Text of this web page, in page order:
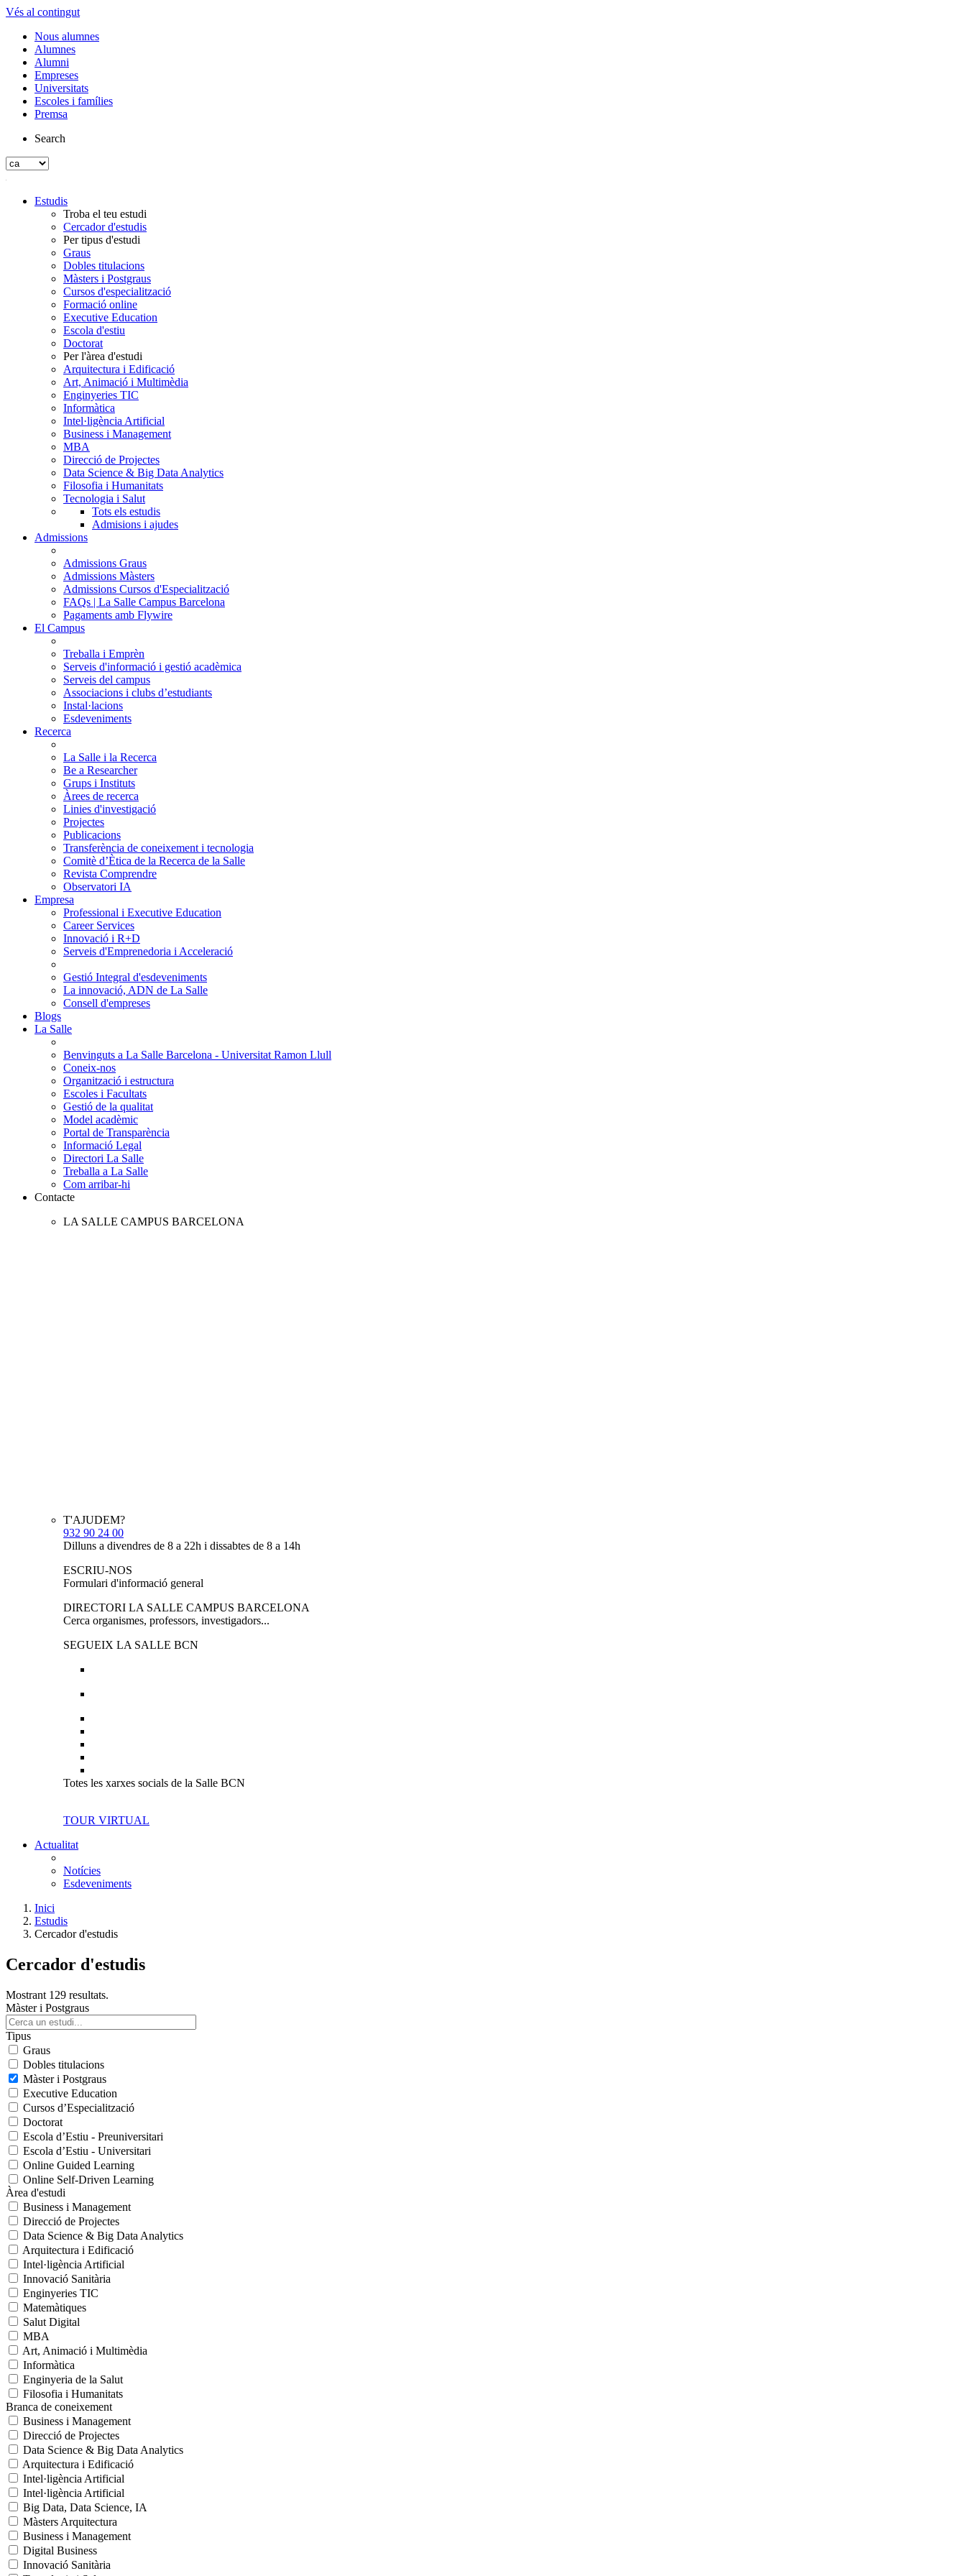
Vés al contingut
Nous alumnes
Alumnes
Alumni
Empreses
Universitats
Escoles i famílies
Premsa
Search
Estudis
Troba el teu estudi
Cercador d'estudis
Per tipus d'estudi
Graus
Dobles titulacions
Màsters i Postgraus
Cursos d'especialització
Formació online
Executive Education
Escola d'estiu
Doctorat
Per l'àrea d'estudi
Arquitectura i Edificació
Art, Animació i Multimèdia
Enginyeries TIC
Informàtica
Intel·ligència Artificial
Business i Management
MBA
Direcció de Projectes
Data Science & Big Data Analytics
Filosofia i Humanitats
Tecnologia i Salut
Tots els estudis
Admisions i ajudes
Admissions
Admissions Graus
Admissions Màsters
Admissions Cursos d'Especialització
FAQs | La Salle Campus Barcelona
Pagaments amb Flywire
El Campus
Treballa i Emprèn
Serveis d'informació i gestió acadèmica
Serveis del campus
Associacions i clubs d’estudiants
Instal·lacions
Esdeveniments
Recerca
La Salle i la Recerca
Be a Researcher
Grups i Instituts
Àrees de recerca
Linies d'investigació
Projectes
Publicacions
Transferència de coneixement i tecnologia
Comitè d’Ètica de la Recerca de la Salle
Revista Comprendre
Observatori IA
Empresa
Professional i Executive Education
Career Services
Innovació i R+D
Serveis d'Emprenedoria i Acceleració
Gestió Integral d'esdeveniments
La innovació, ADN de La Salle
Consell d'empreses
Blogs
La Salle
Benvinguts a La Salle Barcelona - Universitat Ramon Llull
Coneix-nos
Organització i estructura
Escoles i Facultats
Gestió de la qualitat
Model acadèmic
Portal de Transparència
Informació Legal
Directori La Salle
Treballa a La Salle
Com arribar-hi
Contacte
LA SALLE CAMPUS BARCELONA
T'AJUDEM?
932 90 24 00
Dilluns a divendres de 8 a 22h i dissabtes de 8 a 14h
ESCRIU-NOS
Formulari d'informació general
DIRECTORI LA SALLE CAMPUS BARCELONA
Cerca organismes, professors, investigadors...
SEGUEIX LA SALLE BCN
Totes les xarxes socials de la Salle BCN
TOUR VIRTUAL
Actualitat
Notícies
Esdeveniments
Inici
Estudis
Cercador d'estudis
Cercador d'estudis
Mostrant 129 resultats.
Màster i Postgraus
Tipus
Graus
Dobles titulacions
Màster i Postgraus
Executive Education
Cursos d’Especialització
Doctorat
Escola d’Estiu - Preuniversitari
Escola d’Estiu - Universitari
Online Guided Learning
Online Self-Driven Learning
Àrea d'estudi
Business i Management
Direcció de Projectes
Data Science & Big Data Analytics
Arquitectura i Edificació
Intel·ligència Artificial
Innovació Sanitària
Enginyeries TIC
Matemàtiques
Salut Digital
MBA
Art, Animació i Multimèdia
Informàtica
Enginyeria de la Salut
Filosofia i Humanitats
Branca de coneixement
Business i Management
Direcció de Projectes
Data Science & Big Data Analytics
Arquitectura i Edificació
Intel·ligència Artificial
Intel·ligència Artificial
Big Data, Data Science, IA
Màsters Arquitectura
Business i Management
Digital Business
Innovació Sanitària